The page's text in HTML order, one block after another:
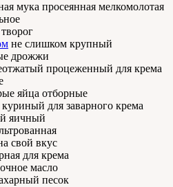
мука просеянная мелкомолотая
не слишком крупный
дрожжи
процеженный для крема
яйца отборные
для заварного крема
яичный
свой вкус
для крема
масло
песок